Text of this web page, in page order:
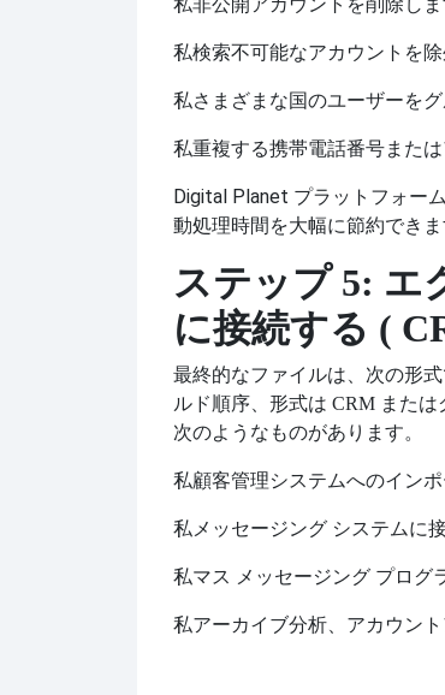
私検索不可能なアカウントを
私さまざまな国のユーザーを
私重複する携帯電話番号また
Digital Planet プラットフォー
動処理時間を大幅に節約できま
ステップ 5: エ
に接続する (
最終的なファイルは、次の形
ルド順序、形式は CRM また
次のようなものがあります。
私顧客管理システムへのイン
私メッセージング システムに
私マス メッセージング プログ
私アーカイブ分析、アカウン